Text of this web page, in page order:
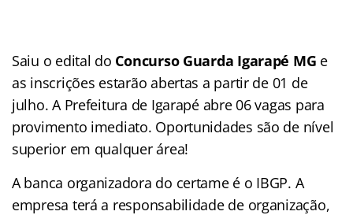
Saiu o edital do Concurso Guarda Igarapé MG e
as inscrições estarão abertas a partir de 01 de
julho. A Prefeitura de Igarapé abre 06 vagas para
provimento imediato. Oportunidades são de nível
superior em qualquer área!
A banca organizadora do certame é o IBGP. A
empresa terá a responsabilidade de organização,